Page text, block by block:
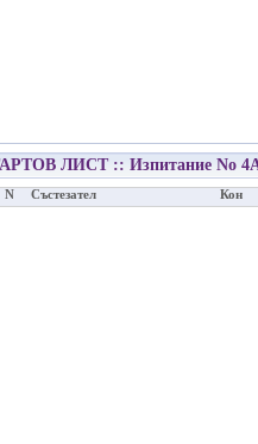
ЛИСТ :: Изпитание No 4А
N Състезател Кон